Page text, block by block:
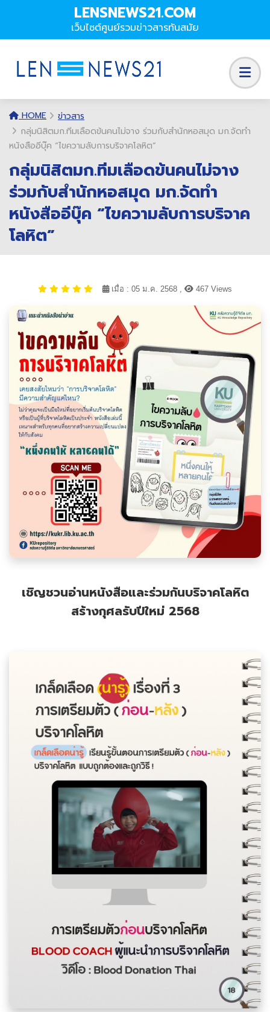
LENSNEWS21.COM
เว็บไซต์ศูนย์รวมข่าวสารทันสมัย
HOME
ข่าวสาร
กลุ่มนิสิตมก.ทีมเลือดข้นคนไม่จาง ร่วมกับสำนักหอสมุด มก.จัดทำ
หนังสืออีบุ๊ค “ไขความลับการบริจาคโลหิต”
กลุ่มนิสิตมก.ทีมเลือดข้นคนไม่จาง
ร่วมกับสำนักหอสมุด มก.จัดทำ
หนังสืออีบุ๊ค “ไขความลับการบริจาค
โลหิต”
เมื่อ : 05 ม.ค. 2568 , 467 Views
เชิญชวนอ่านหนังสือและร่วมกันบริจาคโลหิต
สร้างกุศลรับปีใหม่ 2568